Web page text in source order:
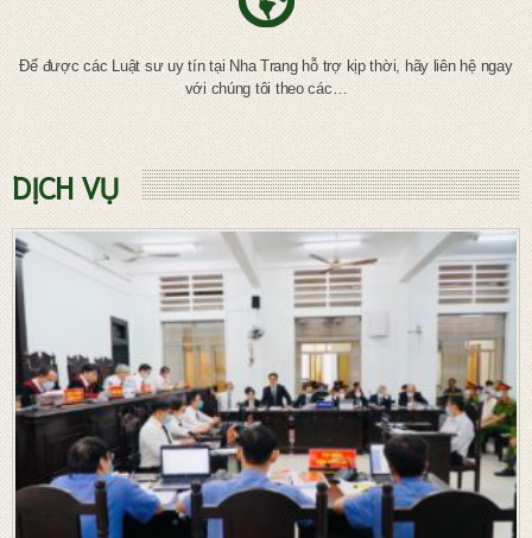
Để được các Luật sư uy tín tại Nha Trang hỗ trợ kịp thời, hãy liên hệ ngay
với chúng tôi theo các…
DỊCH VỤ